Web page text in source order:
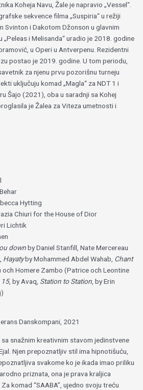
Koheja Navu, Žale je napravio „Vessel“.
sekvence filma „Suspiria“ u režiji
Svinton i Dakotom Džonson u glavnim
„Peleas i Melisanda“ uradio je 2018. godine
u Operi u Antverpenu. Rezidentni
postao je 2019. godine. U tom periodu,
za njenu prvu pozorišnu turneju
uključuju komad „Magla“ za NDT 1 i
Šajo (2021), oba u saradnji sa Kohej
je Žalea za Viteza umetnosti i
Hytting
Chiuri for the House of Dior
Lichtik
downby Daniel Stanfill, Nate Mercereau
Hayatyby Mohammed Abdel Wahab, Chant
och Homere Zambo (Patrice och Leontine
15, by Avaq, Station to Station , by Erin
Danskompani, 2021
snažnim kreativnim stavom jedinstvene
Njen prepoznatljiv stil ima hipnotišuću,
svakome ko je ikada imao priliku
priznata, ona je prava kraljica
komad “SAABA”, ujedno svoju treću